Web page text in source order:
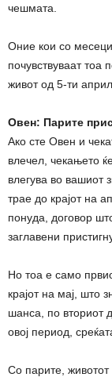
чешмата.
Оние кои со
почувствуваат тоа
живот од 5-ти април.
Овен: Парите
Ако сте Овен и
влечел, чекањето
влегува во вашиот
трае до крајот на
понуда, договор
заглавени
Но тоа е само
крајот на мај, што
шанса, по вториот
овој период,
Со парите, животот